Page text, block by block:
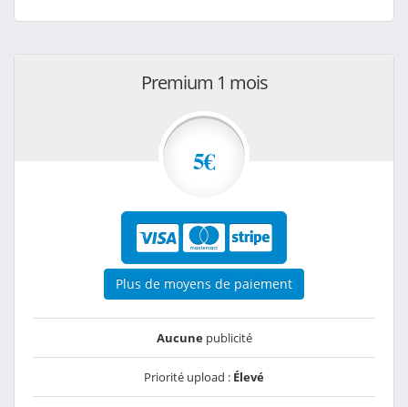
Premium 1 mois
5€
Plus de moyens de paiement
Aucunepublicité
Priorité upload : Élevé